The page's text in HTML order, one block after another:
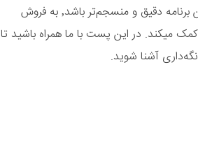
شناسایی٬ جذب و نگه داری مشتری دارند. هرچه این برنامه دقیق‌ و منسجم‌تر باشد٬ به فروش
کمک میکند. در این پست با ما همراه باشید تا